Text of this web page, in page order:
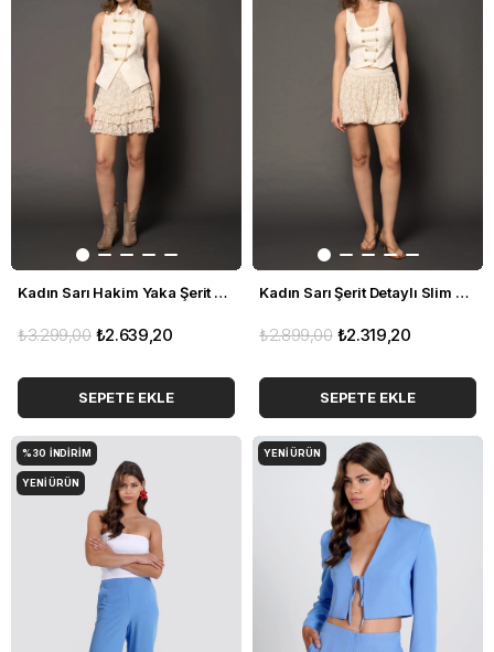
Kadın Sarı Hakim Yaka Şerit Detaylı Slim Fit Yelek
₺2.639,20
₺3.299,00
SEPETE EKLE
Kadın Sarı Şerit Detaylı Slim Fit Yelek
₺2.319,20
₺2.899,00
SEPETE EKLE
%30 İNDIRIM
YENI ÜRÜN
YENI ÜRÜN